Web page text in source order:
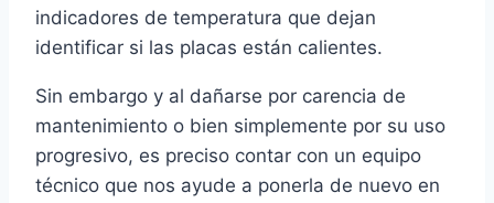
indicadores de temperatura que dejan
identificar si las placas están calientes.
Sin embargo y al dañarse por carencia de
mantenimiento o bien simplemente por su uso
progresivo, es preciso contar con un equipo
técnico que nos ayude a ponerla de nuevo en